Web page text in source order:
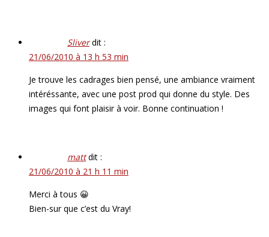
Sliver dit :
21/06/2010 à 13 h 53 min
Je trouve les cadrages bien pensé, une ambiance vraiment
intéréssante, avec une post prod qui donne du style. Des
images qui font plaisir à voir. Bonne continuation !
matt dit :
21/06/2010 à 21 h 11 min
Merci à tous 😀
Bien-sur que c’est du Vray!